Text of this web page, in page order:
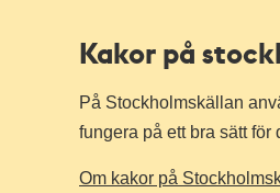
Kakor på
På Stockholmskällan
fungera på ett bra sätt för
Om kakor på